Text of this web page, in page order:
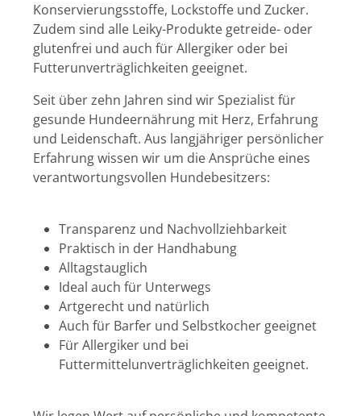
Konservierungsstoffe, Lockstoffe und Zucker.
Zudem sind alle Leiky-Produkte getreide- oder
glutenfrei und auch für Allergiker oder bei
Futterunverträglichkeiten geeignet.
Seit über zehn Jahren sind wir Spezialist für
gesunde Hundeernährung mit Herz, Erfahrung
und Leidenschaft. Aus langjähriger persönlicher
Erfahrung wissen wir um die Ansprüche eines
verantwortungsvollen Hundebesitzers:
Transparenz und Nachvollziehbarkeit
Praktisch in der Handhabung
Alltagstauglich
Ideal auch für Unterwegs
Artgerecht und natürlich
Auch für Barfer und Selbstkocher geeignet
Für Allergiker und bei
Futtermittelunverträglichkeiten geeignet.